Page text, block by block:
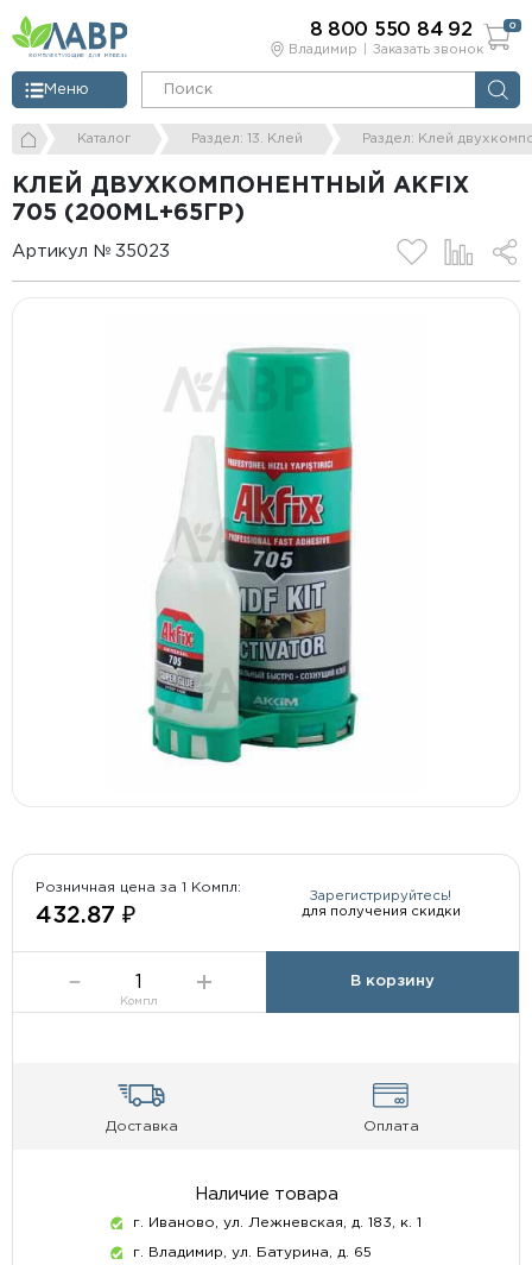
Владимир Заказать звонок
Меню
8 800 550 84 92 0
Каталог Раздел: 13. Клей Раздел: Клей
КЛЕЙ ДВУХКОМПОНЕНТНЫЙ АKFIX
705 (200ML+65ГР)
Артикул № 35023
Розничная цена за 1 Компл:
432.87 ₽
Зарегистрируйтесь!
для получения скидки
Компл
В корзину
Доставка Оплата
Наличие товара
г. Иваново, ул. Лежневская, д. 183, к. 1
г. Владимир, ул. Батурина, д. 65